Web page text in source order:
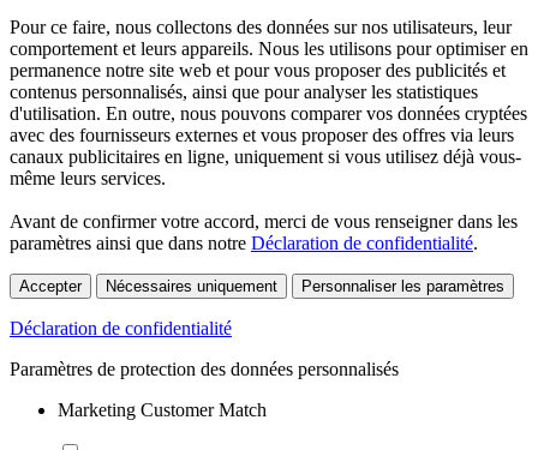
Pour ce faire, nous collectons des données sur nos utilisateurs, leur
comportement et leurs appareils. Nous les utilisons pour optimiser en
permanence notre site web et pour vous proposer des publicités et
contenus personnalisés, ainsi que pour analyser les statistiques
d'utilisation. En outre, nous pouvons comparer vos données cryptées
avec des fournisseurs externes et vous proposer des offres via leurs
canaux publicitaires en ligne, uniquement si vous utilisez déjà vous-
même leurs services.
Avant de confirmer votre accord, merci de vous renseigner dans les
paramètres ainsi que dans notre Déclaration de confidentialité.
Accepter Nécessaires uniquement Personnaliser les paramètres
Déclaration de confidentialité
Paramètres de protection des données personnalisés
Marketing Customer Match